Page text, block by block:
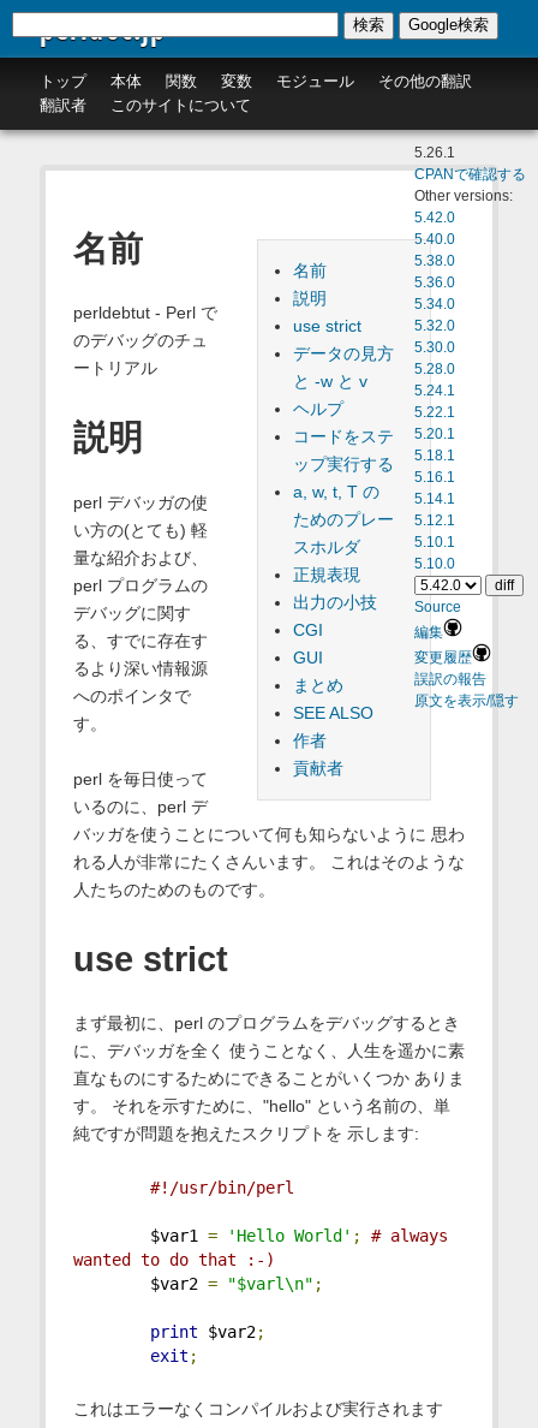
perldoc.jp
トップ 本体 関数 変数 モジュール
その他の翻訳
翻訳者
このサイトについて
検索 Google検索
5.26.1
CPANで確認する
Other versions:
5.42.0
5.40.0
5.38.0
5.36.0
5.34.0
5.32.0
5.30.0
5.28.0
5.24.1
5.22.1
5.20.1
5.18.1
5.16.1
5.14.1
5.12.1
5.10.1
5.10.0
Source
編集
変更履歴
誤訳の報告
原文を表示/隠す
名前
説明
use strict
データの見方
と -w と v
ヘルプ
コードをステ
ップ実行する
a, w, t, T の
ためのプレー
スホルダ
正規表現
出力の小技
CGI
GUI
まとめ
SEE ALSO
作者
貢献者
名前
perldebtut - Perl で
のデバッグのチュ
ートリアル
説明
perl デバッガの使
い方の(とても) 軽
量な紹介および、
perl プログラムの
デバッグに関す
る、すでに存在す
るより深い情報源
へのポインタで
す。
perl を毎日使って
いるのに、perl デ
バッガを使うことについて何も知らないように 思わ
れる人が非常にたくさんいます。 これはそのような
人たちのためのものです。
use strict
まず最初に、perl のプログラムをデバッグするとき
に、デバッガを全く 使うことなく、人生を遥かに素
直なものにするためにできることがいくつか ありま
す。 それを示すために、"hello" という名前の、単
純ですが問題を抱えたスクリプトを 示します:
#!/usr/bin/perl
$var1 = 'Hello World' ;
# always
wanted to do that :-)
$var2 = "$varl\n" ;
print $var2;
exit ;
これはエラーなくコンパイルおよび実行されます